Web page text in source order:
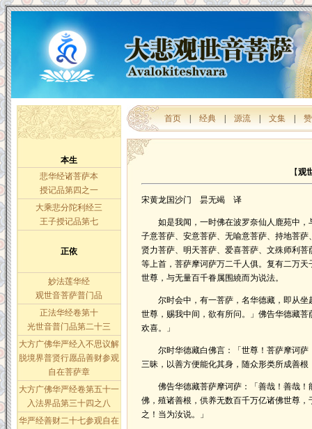
本生
悲华经诸菩萨本
授记品第四之一
大乘悲分陀利经三
王子授记品第七
正依
妙法莲华经
观世音菩萨普门品
正法华经卷第十
光世音普门品第二十三
大方广佛华严经入不思议解
脱境界普贤行愿品善财参观
自在菩萨章
大方广佛华严经卷第五十一
入法界品第三十四之八
华严经善财二十七参观自在
首页| 经典| 源流| 文集|
【观
宋黄龙国沙门 昙无竭 译
如是我闻，一时佛在波罗奈仙人鹿苑中，
子意菩萨、安意菩萨、无喻意菩萨、持地菩
贤力菩萨、明天菩萨、爱喜菩萨、文殊师利
等上首，菩萨摩诃萨万二千人俱。复有二万
世尊，与无量百千眷属围繞而为说法。
尔时会中，有一菩萨，名华德藏，即从坐
世尊，赐我中间，欲有所问。」佛告华德藏
欢喜。」
尔时华德藏白佛言：「世尊！菩萨摩诃萨
三昧，以善方便能化其身，随众形类所成善
佛告华德藏菩萨摩诃萨：「善哉！善哉！
佛，殖诸善根，供养无数百千万亿诸佛世尊
之！当为汝说。」